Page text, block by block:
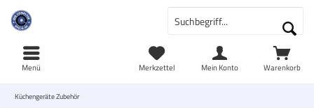
Warenkorb
Merkzettel Mein Konto
Menü
Küchengeräte Zubehör